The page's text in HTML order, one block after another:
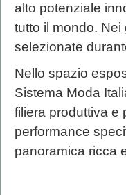
alto potenziale
tutto il mondo.
selezionate
Nello spazio
Sistema Moda
filiera produttiva e
performance
panoramica ricca